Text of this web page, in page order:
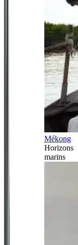
Mékong
Horizons
marins